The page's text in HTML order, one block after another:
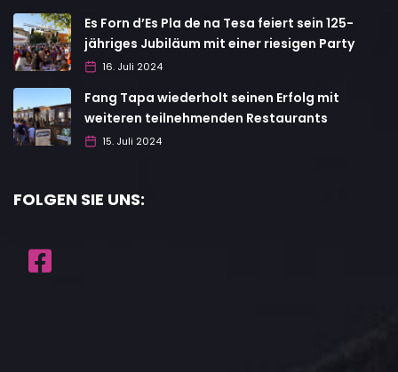
Es Forn d’Es Pla de na Tesa feiert sein 125-
jähriges Jubiläum mit einer riesigen Party
16. Juli 2024
Fang Tapa wiederholt seinen Erfolg mit
weiteren teilnehmenden Restaurants
15. Juli 2024
FOLGEN SIE UNS: